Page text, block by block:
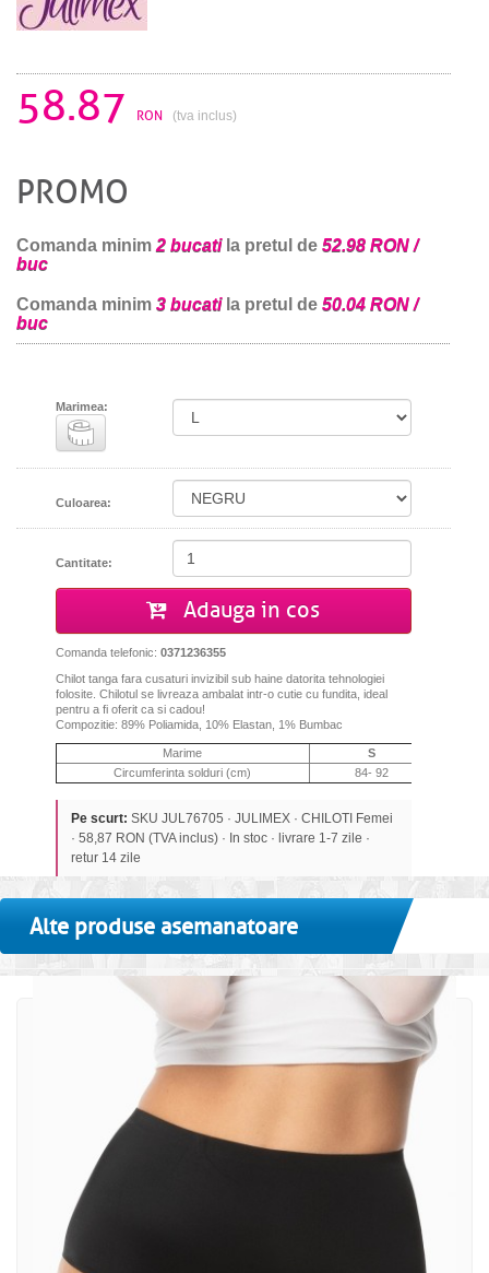
58.87 RON (tva inclus)
PROMO
Comanda minim 2 bucatila pretul de 52.98 RON /
buc
Comanda minim 3 bucatila pretul de 50.04 RON /
buc
Marimea:
Culoarea:
Cantitate:
Adauga in cos
Comanda telefonic: 0371236355
Chilot tanga fara cusaturi invizibil sub haine datorita tehnologiei
folosite. Chilotul se livreaza ambalat intr-o cutie cu fundita, ideal
pentru a fi oferit ca si cadou!
Compozitie: 89% Poliamida, 10% Elastan, 1% Bumbac
Marime
S
Circumferinta solduri (cm)
84- 92
Pe scurt: SKU JUL76705 · JULIMEX · CHILOTI Femei
· 58,87 RON (TVA inclus) · In stoc · livrare 1-7 zile ·
retur 14 zile
Alte produse asemanatoare